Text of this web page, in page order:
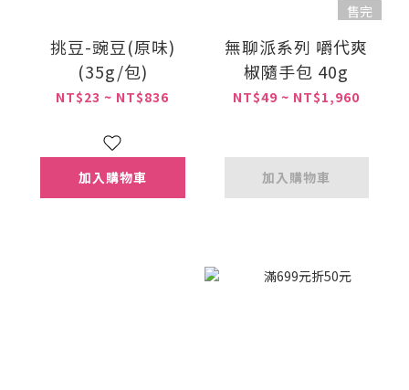
挑豆-豌豆(原味)
(35g/包)
NT$23 ~ NT$836
加入購物車
售完
無聊派系列 嚼代爽
椒隨手包 40g
NT$49 ~ NT$1,960
加入購物車